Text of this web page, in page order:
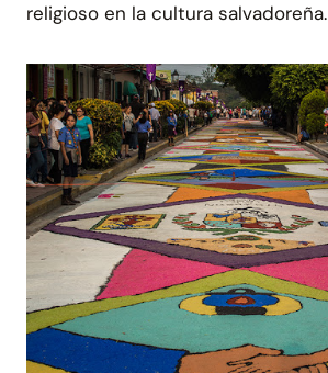
religioso en la cultura salvadoreña.